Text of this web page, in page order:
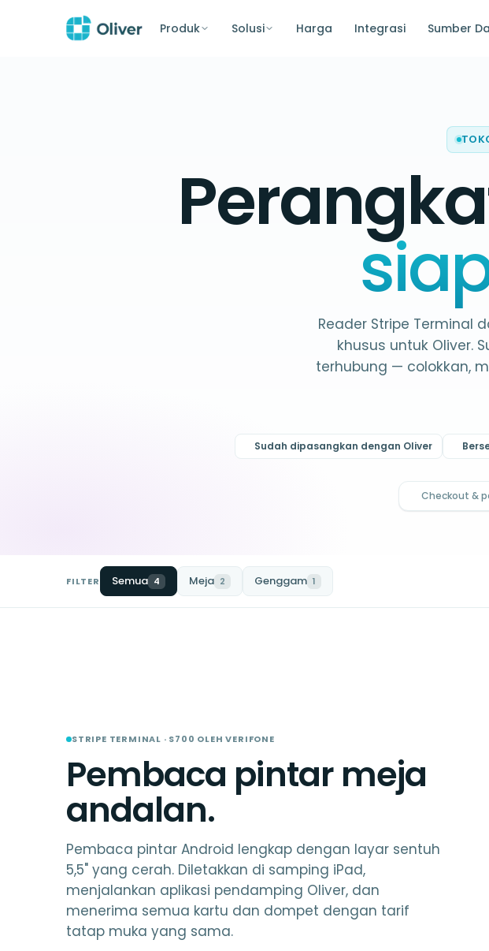
Produk Solusi Harga Integrasi Sumber
Reader Stripe Terminal
khusus untuk Oliver.
terhubung — colokkan,
Sudah dipasangkan dengan Oliver
Checkout &
FILTER Semua 4 Meja 2 Genggam 1
STRIPE TERMINAL · S700 OLEH VERIFONE
Pembaca pintar meja
andalan.
Pembaca pintar Android lengkap dengan layar sentuh
5,5" yang cerah. Diletakkan di samping iPad,
menjalankan aplikasi pendamping Oliver, dan
menerima semua kartu dan dompet dengan tarif
tatap muka yang sama.